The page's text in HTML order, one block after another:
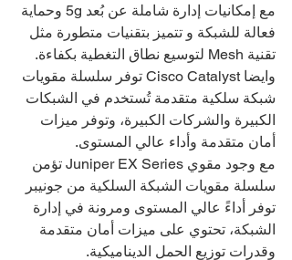
مع إمكانيات إدارة شاملة عن بُعد 5g وحماية
فعالة للشبكة و تتميز بتقنيات متطورة مثل
تقنية Mesh لتوسيع نطاق التغطية بكفاءة.
وايضا Cisco Catalyst توفر سلسلة مقويات
شبكة سلكية متقدمة تُستخدم في الشبكات
الكبيرة والشركات الكبيرة، وتوفر ميزات
أمان متقدمة وأداء عالي المستوى.
مع وجود مقوي Juniper EX Series تؤمن
سلسلة مقويات الشبكة السلكية من جونيبر
توفر أداءً عالي المستوى ومرونة في إدارة
الشبكة، تحتوي على ميزات أمان متقدمة
وقدرات توزيع الحمل الديناميكية.